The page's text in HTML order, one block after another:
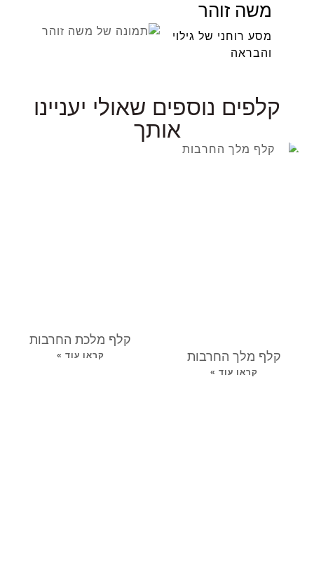
משה זוהר
מסע רוחני של גילוי
והבראה
קלפים נוספים שאולי יעניינו
אותך
קלף מלך החרבות
קראו עוד »
קלף מלכת החרבות
קראו עוד »